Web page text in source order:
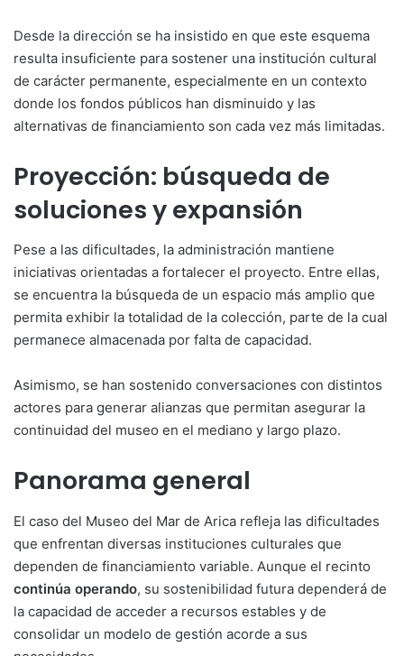
Desde la dirección se ha insistido en que este esquema
resulta insuficiente para sostener una institución cultural
de carácter permanente, especialmente en un contexto
donde los fondos públicos han disminuido y las
alternativas de financiamiento son cada vez más limitadas.
Proyección: búsqueda de
soluciones y expansión
Pese a las dificultades, la administración mantiene
iniciativas orientadas a fortalecer el proyecto. Entre ellas,
se encuentra la búsqueda de un espacio más amplio que
permita exhibir la totalidad de la colección, parte de la cual
permanece almacenada por falta de capacidad.
Asimismo, se han sostenido conversaciones con distintos
actores para generar alianzas que permitan asegurar la
continuidad del museo en el mediano y largo plazo.
Panorama general
El caso del Museo del Mar de Arica refleja las dificultades
que enfrentan diversas instituciones culturales que
dependen de financiamiento variable. Aunque el recinto
continúa operando, su sostenibilidad futura dependerá de
la capacidad de acceder a recursos estables y de
consolidar un modelo de gestión acorde a sus